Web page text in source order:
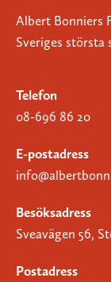
Albert Bonniers
Sveriges
Telefon
08-696 86 20
E-postadress
Besöksadress
Sveavägen 56,
Postadress